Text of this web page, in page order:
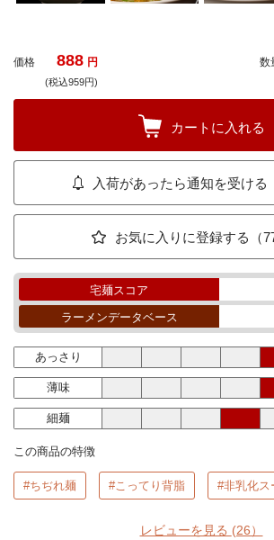
価格 888 円
(税込959円)
数
カートに入れる
入荷があったら通知を受ける
お気に入りに登録する（
宅麺スコア
ラーメンデータベース
あっさり
薄味
細麺
この商品の特徴
#ちぢれ麺 #こってり背脂 #非乳化ス
レビューを見る (26）